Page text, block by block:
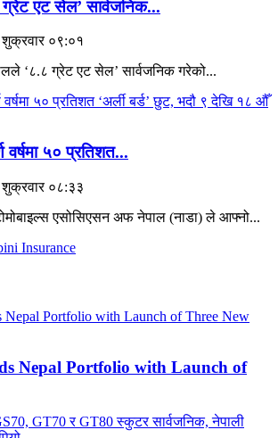
एट सेल’ सार्वजनिक...
०९:०१
‘८.८ ग्रेट एट सेल’ सार्वजनिक गरेको...
५० प्रतिशत...
०८:३३
एसोसिएसन अफ नेपाल (नाडा) ले आफ्नो...
Nepal Portfolio with Launch of